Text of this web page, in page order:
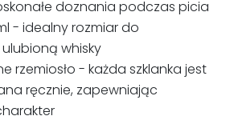
doznania podczas picia
- idealny rozmiar do
whisky
rzemiosło - każda szklanka jest
ręcznie, zapewniając